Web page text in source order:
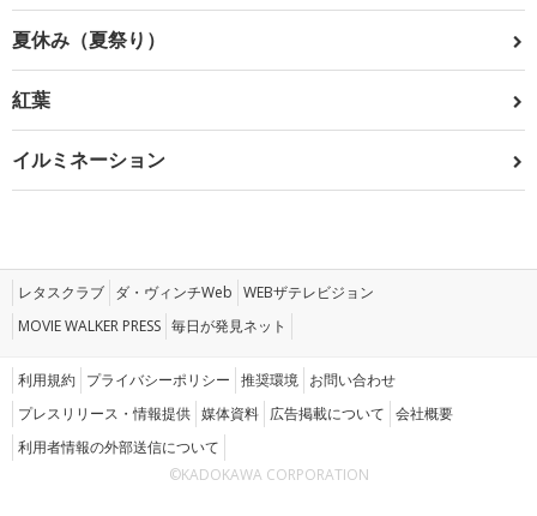
夏休み（夏祭り）
紅葉
イルミネーション
レタスクラブ ダ・ヴィンチWeb WEBザテレビジョン
MOVIE WALKER PRESS 毎日が発見ネット
利用規約 プライバシーポリシー 推奨環境 お問い合わせ
プレスリリース・情報提供 媒体資料 広告掲載について 会社概要
利用者情報の外部送信について
©KADOKAWA CORPORATION